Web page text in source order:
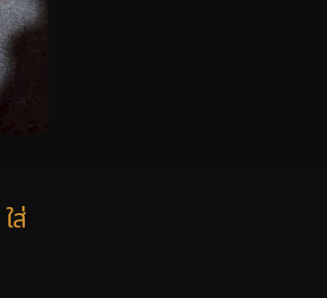
ส่